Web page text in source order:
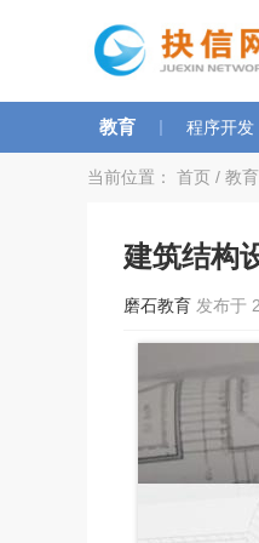
教育 | 程序开发
当前位置： 首页 / 教育
建筑结构
磨石教育 发布于